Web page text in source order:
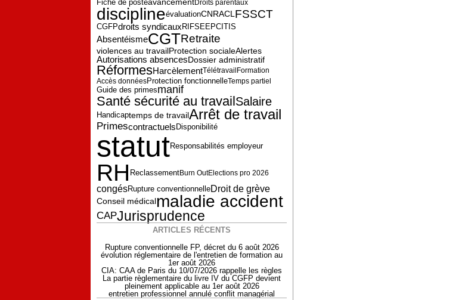
Fiche de posteavancementDroits parentaux
disciplineévaluationCNRACLFSSCT
CGFPdroits syndicaux RIFSEEPCITIS
AbsentéismeCGTRetraite
violences au travailProtection socialeAlertes
Autorisations absencesDossier administratif
RéformesHarcèlementTélétravail Formation
Accès donnéesProtection fonctionnelleTemps partiel
Guide des primesmanif
Santé sécurité au travailSalaire
Handicaptemps de travailArrêt de travail
PrimescontractuelsDisponibilité
statutResponsabilités employeur
RH ReclassementBurn OutElections pro 2026
congésRupture conventionnelleDroit de grève
Conseil médical maladie accident
CAPJurisprudence
ARTICLES RÉCENTS
Rupture conventionnelle FP, décret du 6 août 2026
évolution réglementaire de l'entretien de formation au
1er août 2026
CIA: CAA de Paris du 10/07/2026 rappelle les règles
La partie règlementaire du livre IV du CGFP devient
pleinement applicable au 1er août 2026
entretien professionnel annulé conflit managérial